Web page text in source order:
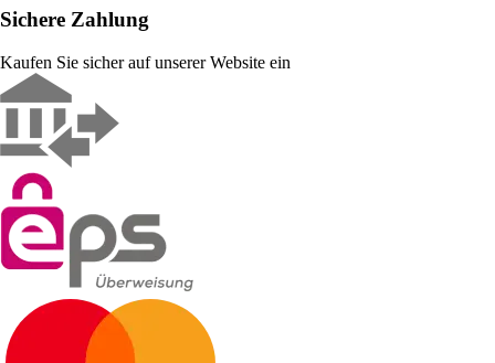
Sichere Zahlung
Kaufen Sie sicher auf unserer Website ein